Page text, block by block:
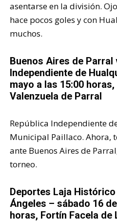
asentarse en la división.
hace pocos goles y con
muchos.
Buenos Aires de Parral
Independiente de
mayo a las 15:00
Valenzuela de Parral
República Independiente
Municipal Paillaco. Ahora,
ante Buenos Aires de
torneo.
Deportes Laja
Ángeles – sábado 16
horas, Fortín Facela de